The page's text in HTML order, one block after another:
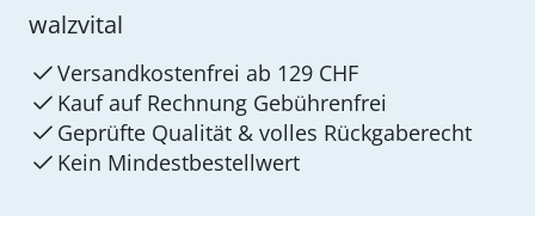
walzvital
Versandkostenfrei ab 129 CHF
Kauf auf Rechnung Gebührenfrei
Geprüfte Qualität & volles Rückgaberecht
Kein Mindest­bestellwert